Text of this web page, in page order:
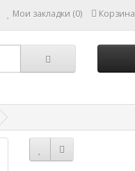
Мои закладки (0)